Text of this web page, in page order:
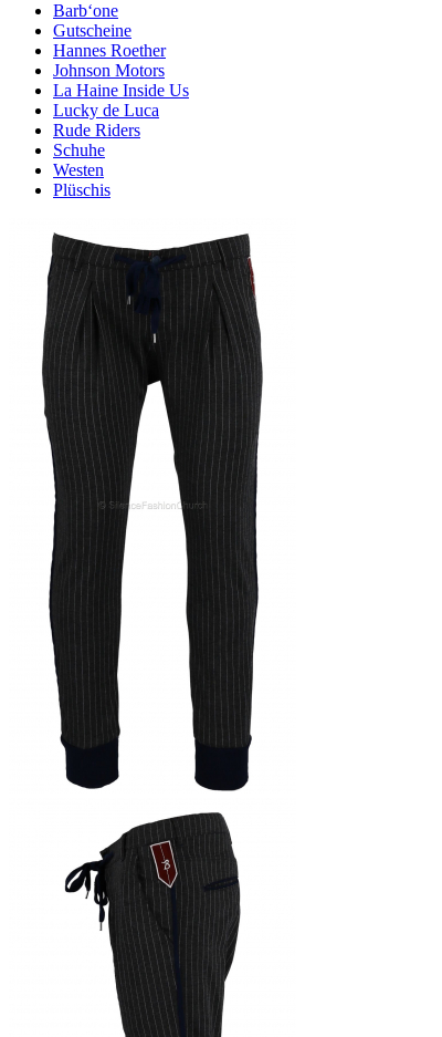
Barb‘one
Gutscheine
Hannes Roether
Johnson Motors
La Haine Inside Us
Lucky de Luca
Rude Riders
Schuhe
Westen
Plüschis